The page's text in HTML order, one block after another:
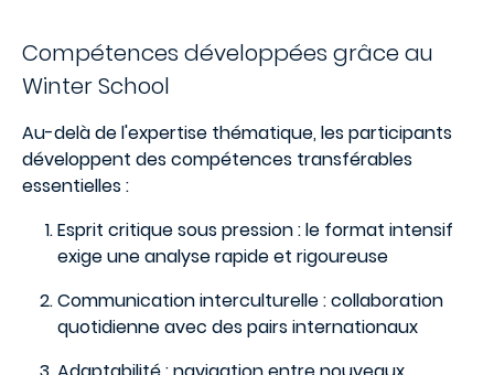
Compétences développées grâce au
Winter School
Au-delà de l'expertise thématique, les participants
développent des compétences transférables
essentielles :
Esprit critique sous pression : le format intensif
exige une analyse rapide et rigoureuse
Communication interculturelle : collaboration
quotidienne avec des pairs internationaux